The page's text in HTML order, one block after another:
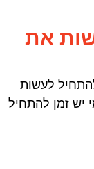
את
לעשות
יש זמן להתחיל